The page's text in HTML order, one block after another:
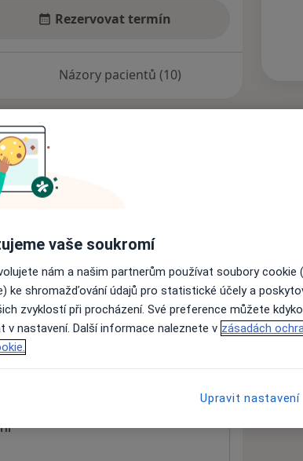
Rezervovat termín
Názory pacientů (10)
nejsou k dispozici
informace o svých službách.
vaše soukromí
nám a našim partnerům používat soubory cookie
ke shromažďování údajů pro statistické účely a
zvyklostí při procházení. Své preference můžete
v nastavení. Další informace naleznete v zásadách
Upravit nastavení